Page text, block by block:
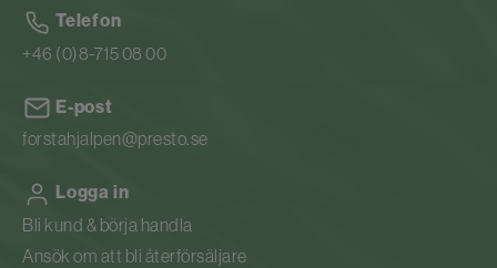
Telefon
+46 (0)8-715 08 00
E-post
forstahjalpen@presto.se
Logga in
Bli kund & börja handla
Ansök om att bli återförsäljare